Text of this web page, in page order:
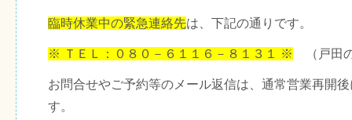
臨時休業中の緊急連絡先は、下記の通りです。
※ ＴＥＬ：０８０－６１１６－８１３１ ※ （戸田
お問合せやご予約等のメール返信は、通常営業再開
す。